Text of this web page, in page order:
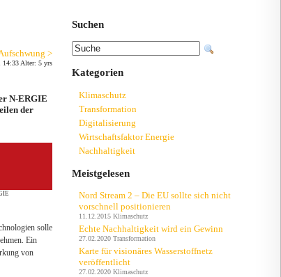
>
14:33 Alter: 5 yrs
N-ERGIE
der
solle
Ein
von
Suchen
Kategorien
Klimaschutz
Transformation
Digitalisierung
Wirtschaftsfaktor Energie
Nachhaltigkeit
Meistgelesen
Nord Stream 2 – Die EU sollte sich nicht
vorschnell positionieren
11.12.2015 Klimaschutz
Echte Nachhaltigkeit wird ein Gewinn
27.02.2020 Transformation
Karte für visionäres Wasserstoffnetz
veröffentlicht
27.02.2020 Klimaschutz